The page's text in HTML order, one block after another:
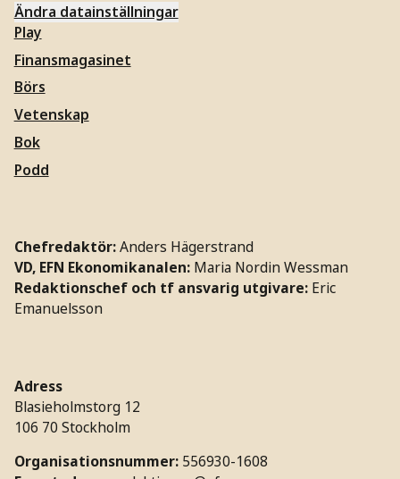
Ändra datainställningar
Play
Finansmagasinet
Börs
Vetenskap
Bok
Podd
Chefredaktör:Anders Hägerstrand
VD, EFN Ekonomikanalen: Maria Nordin Wessman
Redaktionschef och tf ansvarig utgivare: Eric
Emanuelsson
Adress
Blasieholmstorg 12
106 70 Stockholm
Organisationsnummer: 556930-1608